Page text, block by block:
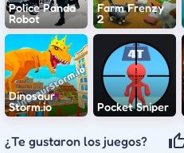
Police Panda
Robot
Farm Frenzy
2
Dinosaur
Storm.io
Pocket Sniper
¿Te gustaron los juegos?